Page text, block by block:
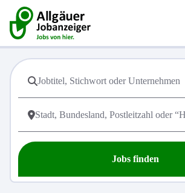
Jobs finden